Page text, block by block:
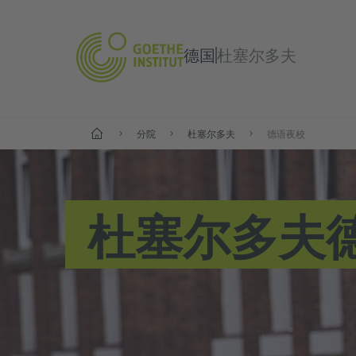
德国 杜塞尔多夫
-- 分院 杜塞尔多夫 德语夜校
杜塞尔多夫